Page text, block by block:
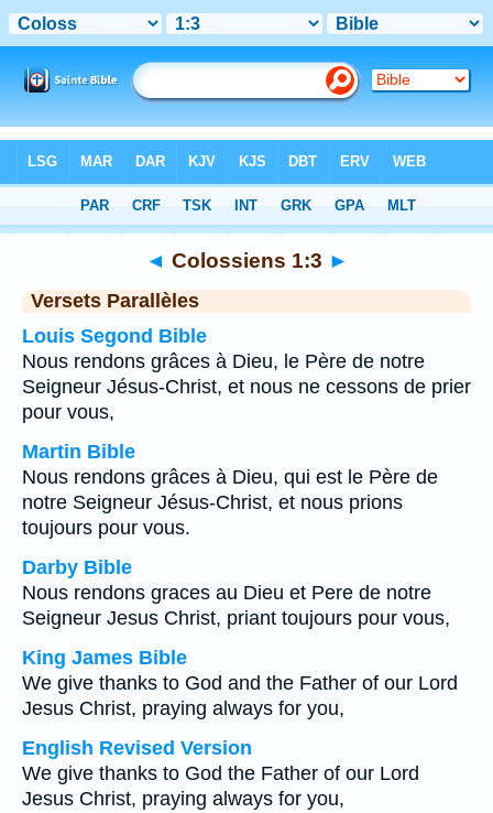
Chapitre 1 > Verset 3
◄ Colossiens 1:3 ►
Versets Parallèles
Louis Segond Bible
Nous rendons grâces à Dieu, le Père de notre
Seigneur Jésus-Christ, et nous ne cessons de prier
pour vous,
Martin Bible
Nous rendons grâces à Dieu, qui est le Père de
notre Seigneur Jésus-Christ, et nous prions
toujours pour vous.
Darby Bible
Nous rendons graces au Dieu et Pere de notre
Seigneur Jesus Christ, priant toujours pour vous,
King James Bible
We give thanks to God and the Father of our Lord
Jesus Christ, praying always for you,
English Revised Version
We give thanks to God the Father of our Lord
Jesus Christ, praying always for you,